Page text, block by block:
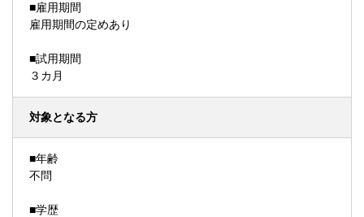
■雇用期間
雇用期間の定めあり
■試用期間
３カ月
対象となる方
■年齢
不問
■学歴